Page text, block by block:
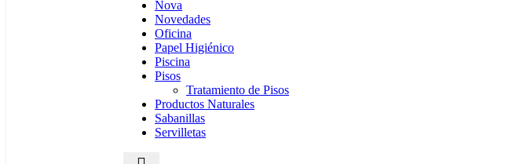
Nova
Novedades
Oficina
Papel Higiénico
Piscina
Pisos
Tratamiento de Pisos
Productos Naturales
Sabanillas
Servilletas